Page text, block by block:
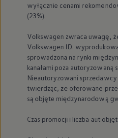
wyłącznie cenami
(23%).
Volkswagen zwraca uwagę,
Volkswagen ID.
sprowadzona na rynki
kanałami poza autoryzowaną
Nieautoryzowani
twierdząc, że oferowane
są objęte międzynarodową
Czas promocji i liczba aut